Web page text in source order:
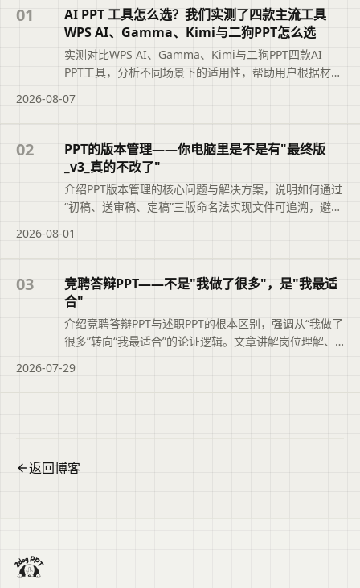
01
AI PPT 工具怎么选？我们实测了四款主流工具
WPS AI、Gamma、Kimi与二狗PPT怎么选
实测对比WPS AI、Gamma、Kimi与二狗PPT四款AI
PPT工具，分析不同场景下的适用性，帮助用户根据材料
目追求综合排名。摘要依据标题与正文整理，概括页面
断文章是否符合当前需求，再查看完整原文。
2026-08-07
02
PPT的版本管理——你电脑里是不是有"最终版
_v3_真的不改了"
介绍PPT版本管理的核心问题与解决方案，说明如何通过
“初稿、送审稿、定稿”三版命名法实现文件可追溯，避免
大纲版本记录功能，帮助职场人快速定位正确文件，提
面主题、主要内容与适用场景，再进入原文查看完整信
息。
2026-08-01
03
竞聘答辩PPT——不是"我做了很多"，是"我最适
合"
介绍竞聘答辩PPT与述职PPT的根本区别，强调从“我做了
很多”转向“我最适合”的论证逻辑。文章讲解岗位理解、
说明二狗PPT如何辅助结构化大纲与时间把控，帮助竞聘
2026-07-29
返回博客